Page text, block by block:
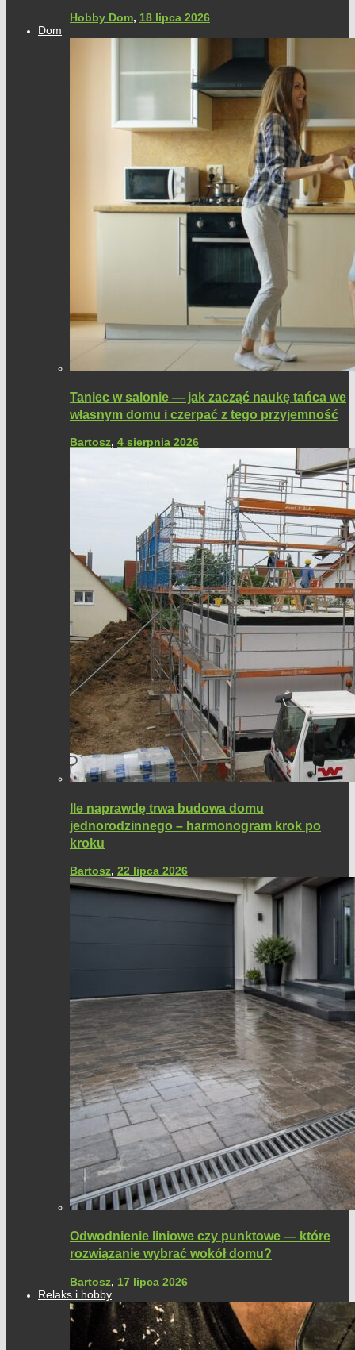
Hobby Dom, 18 lipca 2026
Dom
Taniec w salonie — jak zacząć naukę tańca we
własnym domu i czerpać z tego przyjemność
Bartosz, 4 sierpnia 2026
Ile naprawdę trwa budowa domu
jednorodzinnego – harmonogram krok po
kroku
Bartosz, 22 lipca 2026
Odwodnienie liniowe czy punktowe — które
rozwiązanie wybrać wokół domu?
Bartosz, 17 lipca 2026
Relaks i hobby